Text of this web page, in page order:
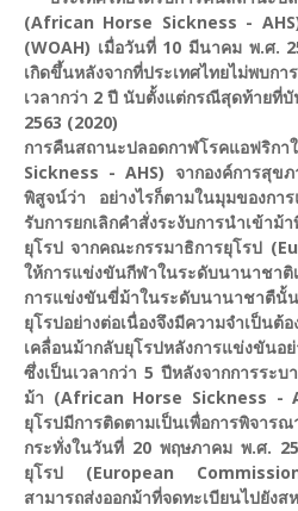
(African Horse Sickness -
(WOAH) เมื่อวันที่ 10 มีนาคม พ.ศ.
เกิดขึ้นหลังจากที่ประเทศไทยไม่พบ
เวลากว่า 2 ปี นับตั้งแต่กรณีสุดท้ายที่
2563 (2020)
การคืนสถานะปลอดกาฬโรคแอ
Sickness - AHS) จากองค์การสุข
พิสูจน์ว่า อย่างไรก็ตามในมุมของกา
รับการยกเลิกคำสั่งระงับการนำเข้าม้
ยุโรป จากคณะกรรมาธิการยุโรป
ให้การแข่งขันกีฬาในระดับนานาชา
การแข่งขันขี่ม้าในระดับนานาชาตื
ยุโรปอย่างต่อเนื่องจึงมีความจำเป็นต้
เคลื่อนม้ากลับยุโรปหลังการแข่งขันอย่
ซึ่งเป็นเวลากว่า 5 ปีหลังจากการระ
ม้า (African Horse Sickness -
ยุโรปมีการติดตามเป็นเพื่อการพิจาร
กระทั่งในวันที่ 20 พฤษภาคม พ.ศ.
ยุโรป (European
สามารถส่งออกม้าที่จดทะเบียนไปยังส